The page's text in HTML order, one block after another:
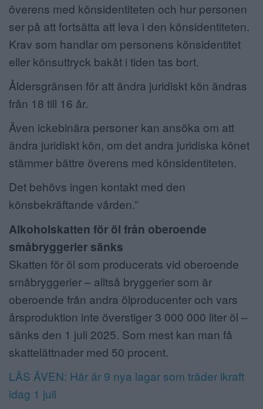
överens med könsidentiteten och hur personen
ser på att fortsätta att leva i den könsidentiteten.
Krav som handlar om personens könsidentitet
eller könsuttryck bakåt i tiden tas bort.
Åldersgränsen för att ändra juridiskt kön ändras
från 18 till 16 år.
Även ickebinära personer kan ansöka om att
ändra juridiskt kön, om det andra juridiska könet
stämmer bättre överens med könsidentiteten.
Det behövs ingen kontakt med den
könsbekräftande vården.”
Alkoholskatten för öl från oberoende
småbryggerier sänks
Skatten för öl som producerats vid oberoende
småbryggerier – alltså bryggerier som är
oberoende från andra ölproducenter och vars
årsproduktion inte överstiger 3 000 000 liter öl –
sänks den 1 juli 2025. Som mest kan man få
skattelättnader med 50 procent.
LÄS ÄVEN: Här är 9 nya lagar som träder ikraft
idag 1 juli